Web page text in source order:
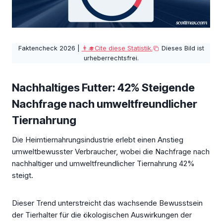
Faktencheck 2026 | 👨‍🎓Cite diese Statistik.
Dieses Bild ist
urheberrechtsfrei.
Nachhaltiges Futter: 42% Steigende
Nachfrage nach umweltfreundlicher
Tiernahrung
Die Heimtiernahrungsindustrie erlebt einen Anstieg
umweltbewusster Verbraucher, wobei die Nachfrage nach
nachhaltiger und umweltfreundlicher Tiernahrung 42%
steigt.
Dieser Trend unterstreicht das wachsende Bewusstsein
der Tierhalter für die ökologischen Auswirkungen der